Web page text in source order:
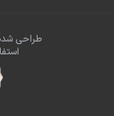
طراحی